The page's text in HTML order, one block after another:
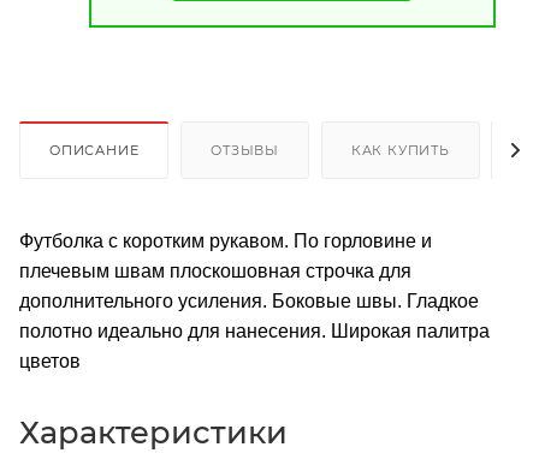
ОПИСАНИЕ ОТЗЫВЫ КАК КУПИТЬ
Футболка с коротким рукавом. По горловине и
плечевым швам плоскошовная строчка для
дополнительного усиления. Боковые швы. Гладкое
полотно идеально для нанесения. Широкая палитра
цветов
Характеристики